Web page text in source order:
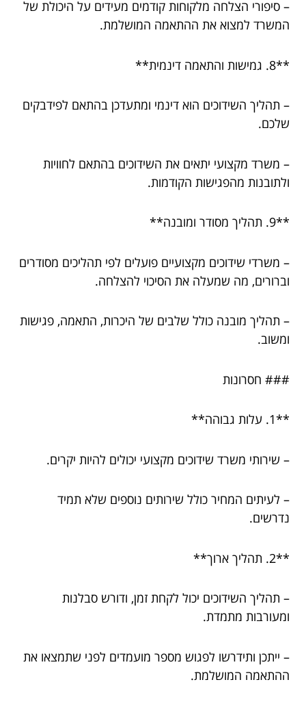
– סיפורי הצלחה מלקוחות קודמים מעידים על היכולת של
המשרד למצוא את ההתאמה המושלמת.
**8. גמישות והתאמה דינמית**
– תהליך השידוכים הוא דינמי ומתעדכן בהתאם לפידבקים
שלכם.
– משרד מקצועי יתאים את השידוכים בהתאם לחוויות
ולתובנות מהפגישות הקודמות.
**9. תהליך מסודר ומובנה**
– משרדי שידוכים מקצועיים פועלים לפי תהליכים מסודרים
וברורים, מה שמעלה את הסיכוי להצלחה.
– תהליך מובנה כולל שלבים של היכרות, התאמה, פגישות
ומשוב.
### חסרונות
**1. עלות גבוהה**
– שירותי משרד שידוכים מקצועי יכולים להיות יקרים.
– לעיתים המחיר כולל שירותים נוספים שלא תמיד
נדרשים.
**2. תהליך ארוך**
– תהליך השידוכים יכול לקחת זמן, ודורש סבלנות
ומעורבות מתמדת.
– ייתכן ותידרשו לפגוש מספר מועמדים לפני שתמצאו את
ההתאמה המושלמת.